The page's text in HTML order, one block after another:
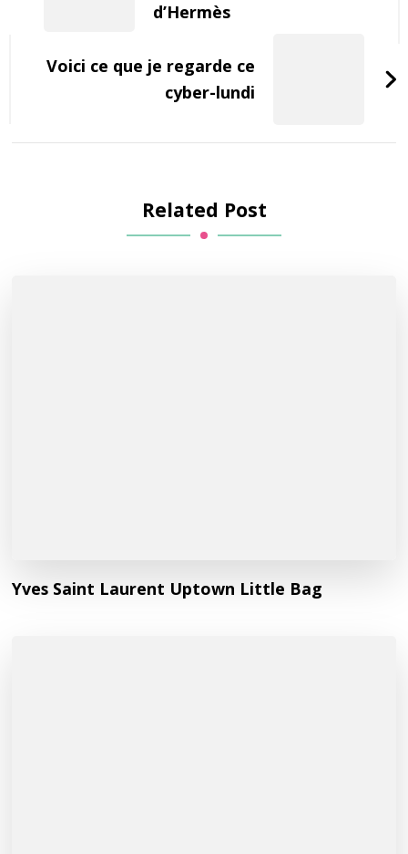
d’Hermès
Voici ce que je regarde ce
cyber-lundi
Related Post
Yves Saint Laurent Uptown Little Bag